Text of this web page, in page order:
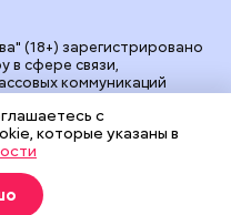
(18+) зарегистрировано
в сфере связи,
коммуникаций
"Редакция газеты
vm.ru: Александр
127015, г.Москва,
с редакцией сайта:
с
которые указаны в